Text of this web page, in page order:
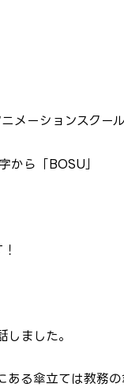
ーションスクー
から「BOSU」
ました。
ある傘立ては教務